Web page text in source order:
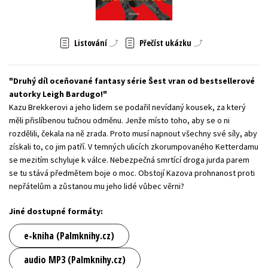
Zahraniční literatura
Všechny tituly
Listování Přečíst ukázku
Druhý díl oceňované fantasy série Šest vran od bestsellerové
autorky Leigh Bardugo!
Kazu Brekkerovi a jeho lidem se podařil nevídaný kousek, za který
měli přislíbenou tučnou odměnu. Jenže místo toho, aby se o ni
rozdělili, čekala na ně zrada. Proto musí napnout všechny své síly, aby
získali to, co jim patří. V temných ulicích zkorumpovaného Ketterdamu
se mezitím schyluje k válce. Nebezpečná smrtící droga jurda parem
se tu stává předmětem boje o moc. Obstojí Kazova prohnanost proti
nepřátelům a zůstanou mu jeho lidé vůbec věrni?
Jiné dostupné formáty:
e-kniha (Palmknihy.cz)
audio MP3 (Palmknihy.cz)